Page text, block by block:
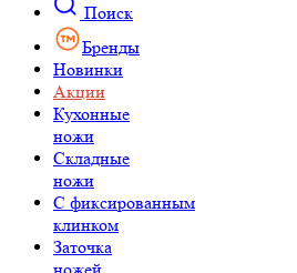
Поиск
Бренды
Новинки
Акции
Кухонные
ножи
Складные
ножи
C фиксированным
клинком
Заточка